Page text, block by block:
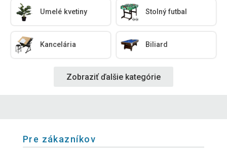
Umelé kvetiny Stolný futbal
Kancelária Biliard
Zobraziť ďalšie kategórie
Pre zákazníkov